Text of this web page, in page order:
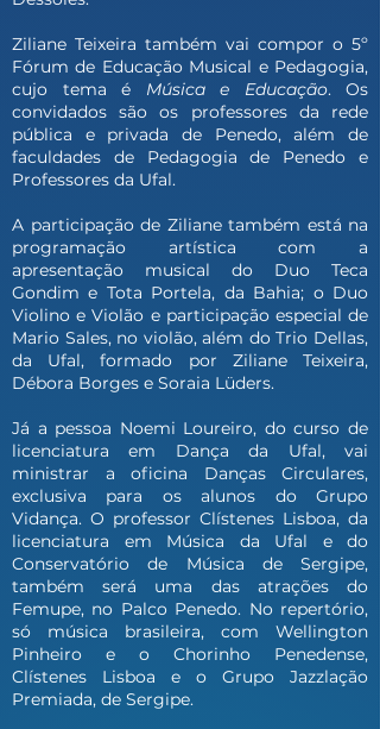
Ziliane Teixeira também vai compor o 5º
Fórum de Educação Musical e Pedagogia,
cujo tema é Música e Educação. Os
convidados são os professores da rede
pública e privada de Penedo, além de
faculdades de Pedagogia de Penedo e
Professores da Ufal.
A participação de Ziliane também está na
programação artística com a
apresentação musical do Duo Teca
Gondim e Tota Portela, da Bahia; o Duo
Violino e Violão e participação especial de
Mario Sales, no violão, além do Trio Dellas,
da Ufal, formado por Ziliane Teixeira,
Débora Borges e Soraia Lüders.
Já a pessoa Noemi Loureiro, do curso de
licenciatura em Dança da Ufal, vai
ministrar a oficina Danças Circulares,
exclusiva para os alunos do Grupo
Vidança. O professor Clístenes Lisboa, da
licenciatura em Música da Ufal e do
Conservatório de Música de Sergipe,
também será uma das atrações do
Femupe, no Palco Penedo. No repertório,
só música brasileira, com Wellington
Pinheiro e o Chorinho Penedense,
Clístenes Lisboa e o Grupo Jazzlação
Premiada, de Sergipe.